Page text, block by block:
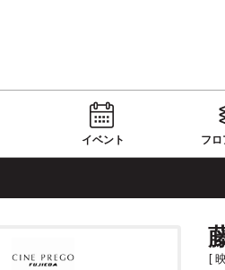
イベント フロ
[